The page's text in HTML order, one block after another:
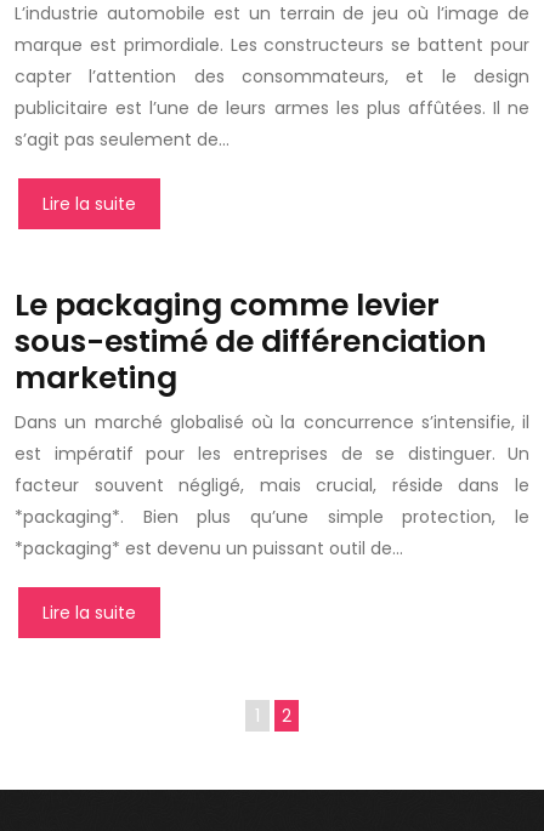
L’industrie automobile est un terrain de jeu où l’image de
marque est primordiale. Les constructeurs se battent pour
capter l’attention des consommateurs, et le design
publicitaire est l’une de leurs armes les plus affûtées. Il ne
s’agit pas seulement de…
Lire la suite
Le packaging comme levier
sous-estimé de différenciation
marketing
Dans un marché globalisé où la concurrence s’intensifie, il
est impératif pour les entreprises de se distinguer. Un
facteur souvent négligé, mais crucial, réside dans le
*packaging*. Bien plus qu’une simple protection, le
*packaging* est devenu un puissant outil de…
Lire la suite
1 2